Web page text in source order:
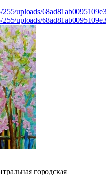
uploads/
uploads/
городская